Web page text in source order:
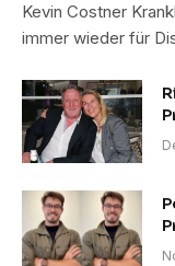
Kevin Costner
immer wieder für